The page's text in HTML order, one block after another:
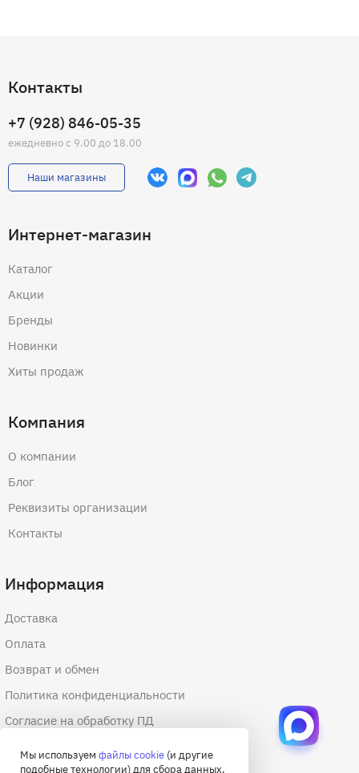
Контакты
+7 (928) 846-05-35
ежедневно с 9.00 до 18.00
Наши магазины
Интернет-магазин
Каталог
Акции
Бренды
Новинки
Хиты продаж
Компания
О компании
Блог
Реквизиты организации
Контакты
Информация
Доставка
Оплата
Возврат и обмен
Политика конфиденциальности
Согласие на обработку ПД
Мы используем файлы cookie (и другие
подобные технологии) для сбора данных,